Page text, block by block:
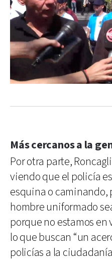
Más cercanos a la
Por otra parte,
viendo que el policía
esquina o caminando,
hombre uniformado
porque no estamos en
lo que buscan “un
policías a la